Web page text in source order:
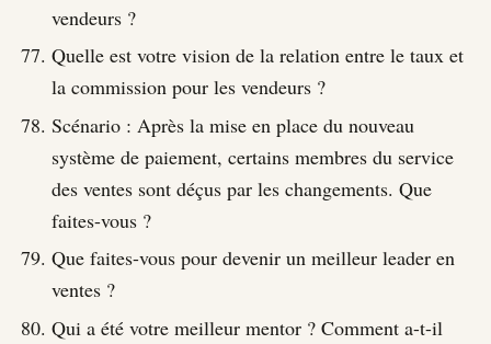
vendeurs ?
Quelle est votre vision de la relation entre le taux et
la commission pour les vendeurs ?
Scénario : Après la mise en place du nouveau
système de paiement, certains membres du service
des ventes sont déçus par les changements. Que
faites-vous ?
Que faites-vous pour devenir un meilleur leader en
ventes ?
Qui a été votre meilleur mentor ? Comment a-t-il